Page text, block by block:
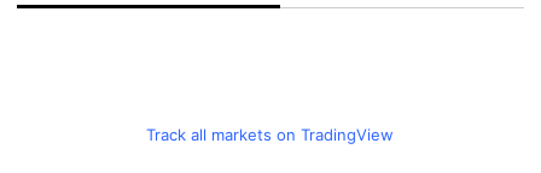
Track all markets on TradingView